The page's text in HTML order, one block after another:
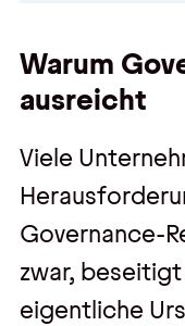
Warum
ausreicht
Viele
Governance-
zwar,
eigentliche